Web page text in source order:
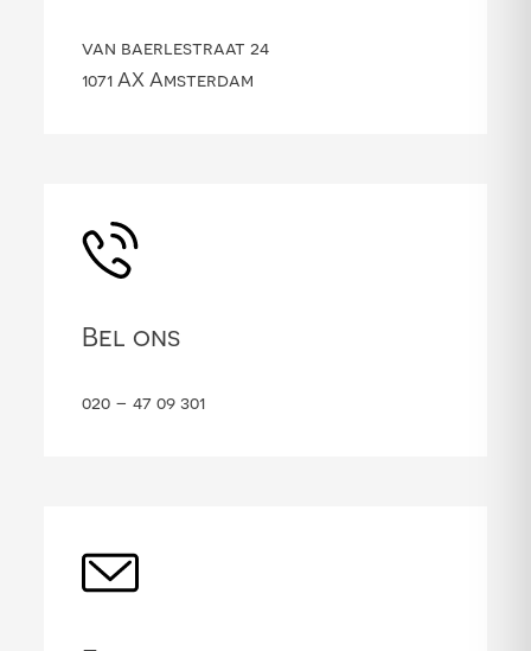
van baerlestraat 24
1071 AX Amsterdam
Bel ons
020 – 47 09 301